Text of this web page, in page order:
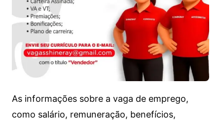
As informações sobre a vaga de emprego,
como salário, remuneração, benefícios,